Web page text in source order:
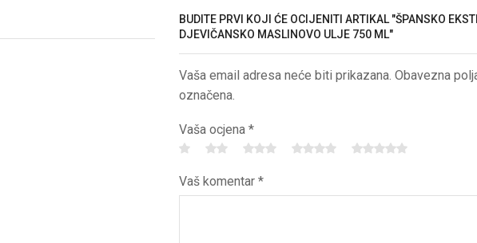
BUDITE PRVI KOJI ĆE OCIJENITI ARTIKAL "ŠPANSKO
DJEVIČANSKO MASLINOVO ULJE 750 ML"
Vaša email adresa neće biti prikazana. Obavezna
označena.
Vaša ocjena *
Vaš komentar *